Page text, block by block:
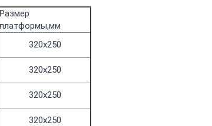
Размер
платформы,мм
320х250
320х250
320х250
320х250